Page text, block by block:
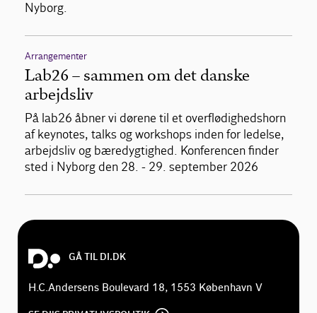
Nyborg.
Arrangementer
Lab26 – sammen om det danske
arbejdsliv
På lab26 åbner vi dørene til et overflødighedshorn
af keynotes, talks og workshops inden for ledelse,
arbejdsliv og bæredygtighed. Konferencen finder
sted i Nyborg den 28. - 29. september 2026
GÅ TIL DI.DK
H.C.Andersens Boulevard 18, 1553 København V